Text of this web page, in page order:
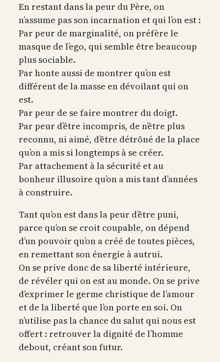
En restant dans la peur du Père, on
n’assume pas son incarnation et qui l’on est :
Par peur de marginalité, on préfère le
masque de l’ego, qui semble être beaucoup
plus sociable.
Par honte aussi de montrer qu’on est
différent de la masse en dévoilant qui on
est.
Par peur de se faire montrer du doigt.
Par peur d’être incompris, de n’être plus
reconnu, ni aimé, d’être détrôné de la place
qu’on a mis si longtemps à se créer.
Par attachement à la sécurité et au
bonheur illusoire qu’on a mis tant d’années
à construire.
Tant qu’on est dans la peur d’être puni,
parce qu’on se croit coupable, on dépend
d’un pouvoir qu’on a créé de toutes pièces,
en remettant son énergie à autrui.
On se prive donc de sa liberté intérieure,
de révéler qui on est au monde. On se prive
d’exprimer le germe christique de l’amour
et de la liberté que l’on porte en soi. On
n’utilise pas la chance du salut qui nous est
offert : retrouver la dignité de l’homme
debout, créant son futur.